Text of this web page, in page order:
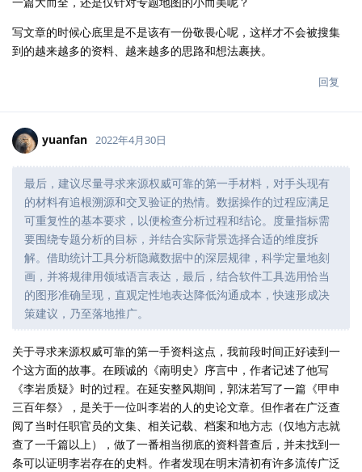
写文章的时候心底里是不是该有一份敬畏心呢，这样才不会被搜集
到的越来越多的资料、越来越多的思路和想法裹挟。
回复
yuanfan 2022年4月30日
最后，建议尽量寻求来源权威可靠的第一手材料，对手头现有
的材料有追根溯源和交叉验证的热情。数据操作的过程应满足
可重复性的基本要求，以便检查分析过程和结论。度量指标需
要围绕专题分析的目标，并结合实际背景选择合适的维度拆
解。借助统计工具分析隐藏数据中的深层规律，科学定量地刻
画，并将规律用领域语言表达，最后，结合软件工具选用恰当
的图形准确呈现，直观定性地表达降低沟通成本，快速形成决
策建议，乃至落地推广。
关于寻求来源权威可靠的第一手资料这点，我前段时间正好读到一
个这方面的故事。在顾诚的《南明史》序言中，作者记述了他写
《李岩质疑》时的过程。在延安整风期间，郭沫若写了一篇《甲申
三百年祭》，是关于一位叫李岩的人的史论文章。但作者在广泛查
阅了当时任职官员的文集、相关记载、档案和地方志（仅地方志就
查了一千篇以上），做了一番相当彻底的资料普查后，并未找到一
条可以证明李岩存在的史料。作者发现在明末清初有许多流传广泛